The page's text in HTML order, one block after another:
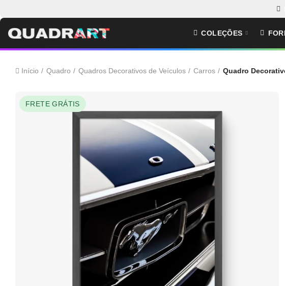
COLEÇÕES
Início Quadro Quadros Decorativos de Veículos Carros Quadro
FRETE GRÁTIS